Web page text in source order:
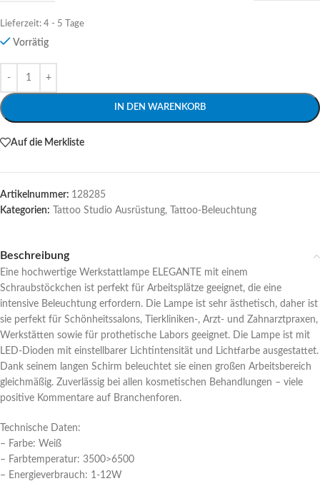
Lieferzeit: 4 - 5 Tage
Vorrätig
IN DEN WARENKORB
Alternative:
Auf die Merkliste
Artikelnummer: 128285
Kategorien:
Tattoo Studio Ausrüstung, Tattoo-Beleuchtung
Beschreibung
Eine hochwertige Werkstattlampe ELEGANTE mit einem
Schraubstöckchen ist perfekt für Arbeitsplätze geeignet, die eine
intensive Beleuchtung erfordern. Die Lampe ist sehr ästhetisch, daher ist
sie perfekt für Schönheitssalons, Tierkliniken-, Arzt- und Zahnarztpraxen,
Werkstätten sowie für prothetische Labors geeignet. Die Lampe ist mit
LED-Dioden mit einstellbarer Lichtintensität und Lichtfarbe ausgestattet.
Dank seinem langen Schirm beleuchtet sie einen großen Arbeitsbereich
gleichmäßig. Zuverlässig bei allen kosmetischen Behandlungen – viele
positive Kommentare auf Branchenforen.
Technische Daten:
– Farbe: Weiß
– Farbtemperatur: 3500>6500
– Energieverbrauch: 1-12W